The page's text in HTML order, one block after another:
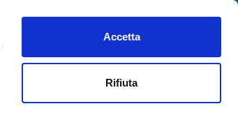
Accetta
Rifiuta
ACCEDI
PRENOTA ORA